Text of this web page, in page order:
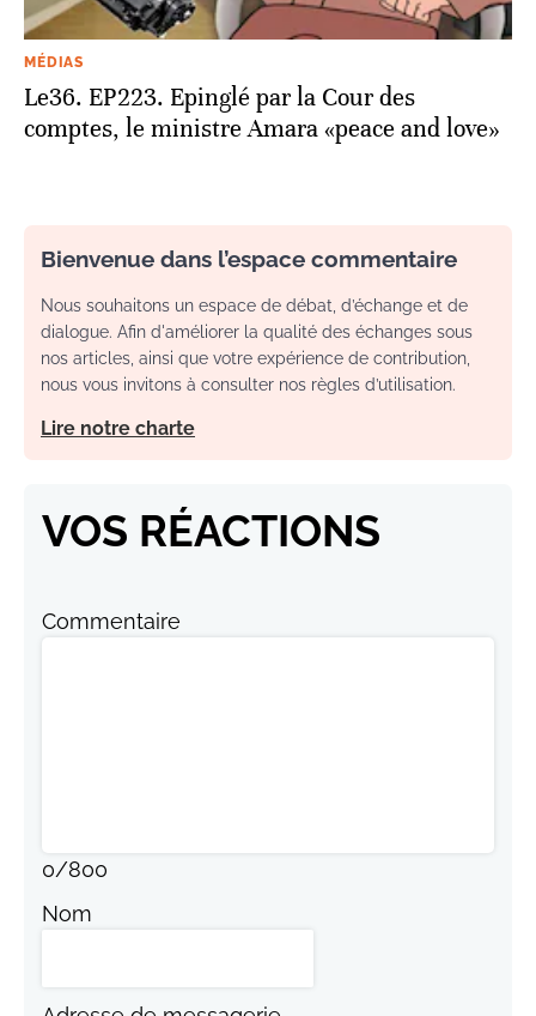
MÉDIAS
Le36. EP223. Epinglé par la Cour des
comptes, le ministre Amara «peace and love»
Bienvenue dans l’espace commentaire
Nous souhaitons un espace de débat, d’échange et de
dialogue. Afin d'améliorer la qualité des échanges sous
nos articles, ainsi que votre expérience de contribution,
nous vous invitons à consulter nos règles d’utilisation.
Lire notre charte
VOS RÉACTIONS
Commentaire
0/800
Nom